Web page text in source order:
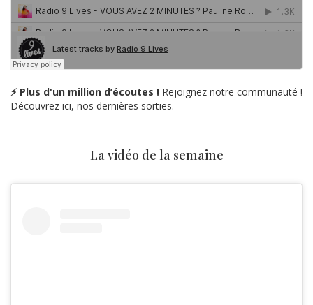
⚡ Plus d'un million d’écoutes ! Rejoignez notre communauté !
Découvrez ici, nos dernières sorties.
La vidéo de la semaine